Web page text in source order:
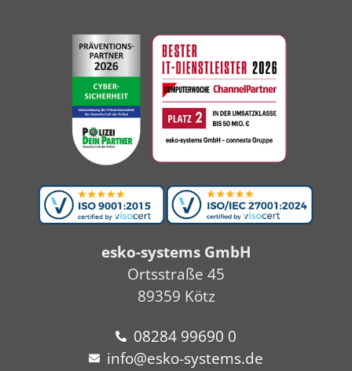
esko-systems GmbH
Ortsstraße 45
89359 Kötz
08284 99690 0
info@esko-systems.de